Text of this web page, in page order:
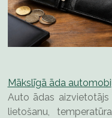
Mākslīgā āda
Auto ādas
lietošanu,